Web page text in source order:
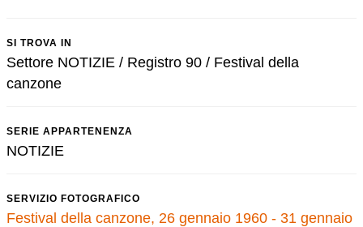
SI TROVA IN
Settore NOTIZIE / Registro 90 / Festival della
canzone
SERIE APPARTENENZA
NOTIZIE
SERVIZIO FOTOGRAFICO
Festival della canzone, 26 gennaio 1960 - 31 gennaio